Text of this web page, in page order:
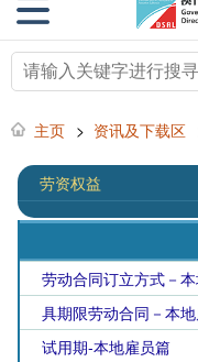
主页 > 资讯及下载区
劳资权益
劳动合同订立方式－
具期限劳动合同－本
试用期-本地雇员篇